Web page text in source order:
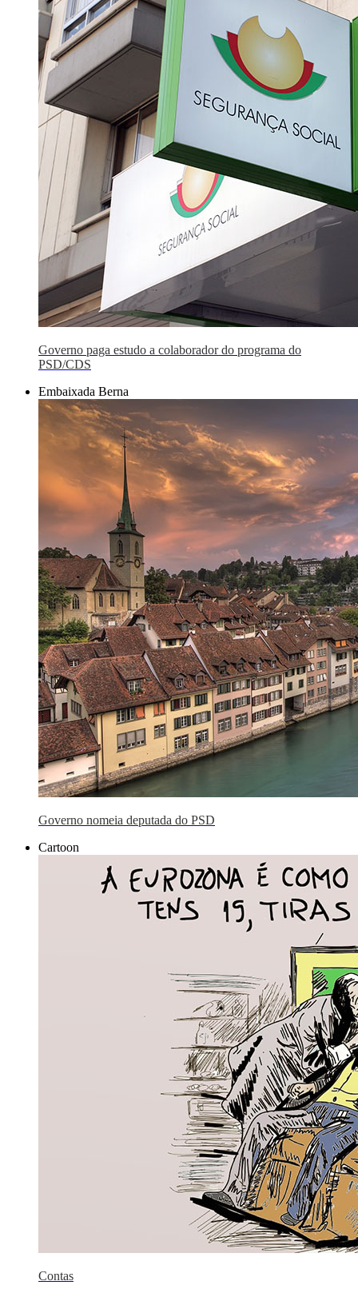
Governo paga estudo a colaborador do programa do
PSD/CDS
Embaixada Berna
Governo nomeia deputada do PSD
Cartoon
Contas